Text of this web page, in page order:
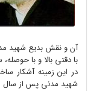
آن و نقش بدیع شهید
با دقتی بالا و با حوصله،
در این زمینه آشکار
شهید مدنی پس از سال